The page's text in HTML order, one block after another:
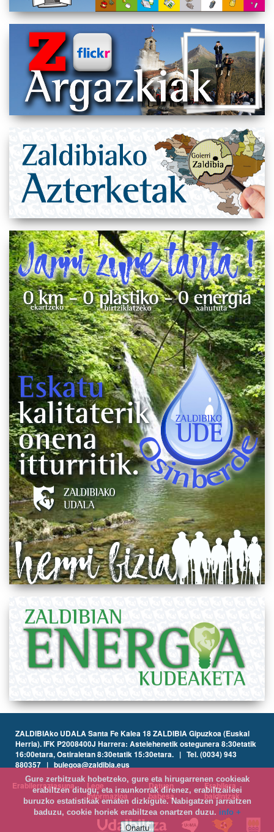
ZALDIBIAko UDALA Santa Fe Kalea 18 ZALDIBIA Gipuzkoa (Euskal
Herria). IFK P2008400J Harrera: Astelehenetik ostegunera 8:30etatik
16:00etara, Ostiraletan 8:30etatik 15:30etara. | Tel. (0034) 943
880357 | bulegoa@zaldibia.eus
Erabilerraztasuna
Lege
informazioa
Datuen
babesa
Erabilera
baldintzak
Gure zerbitzuak hobetzeko, gure eta hirugarrenen cookieak
erabiltzen ditugu, eta iraunkorrak direnez, erabiltzaileei
buruzko estatistikak ematen dizkigute. Nabigatzen jarraitzen
baduzu, cookie horiek erabiltzea onartzen duzu. info +